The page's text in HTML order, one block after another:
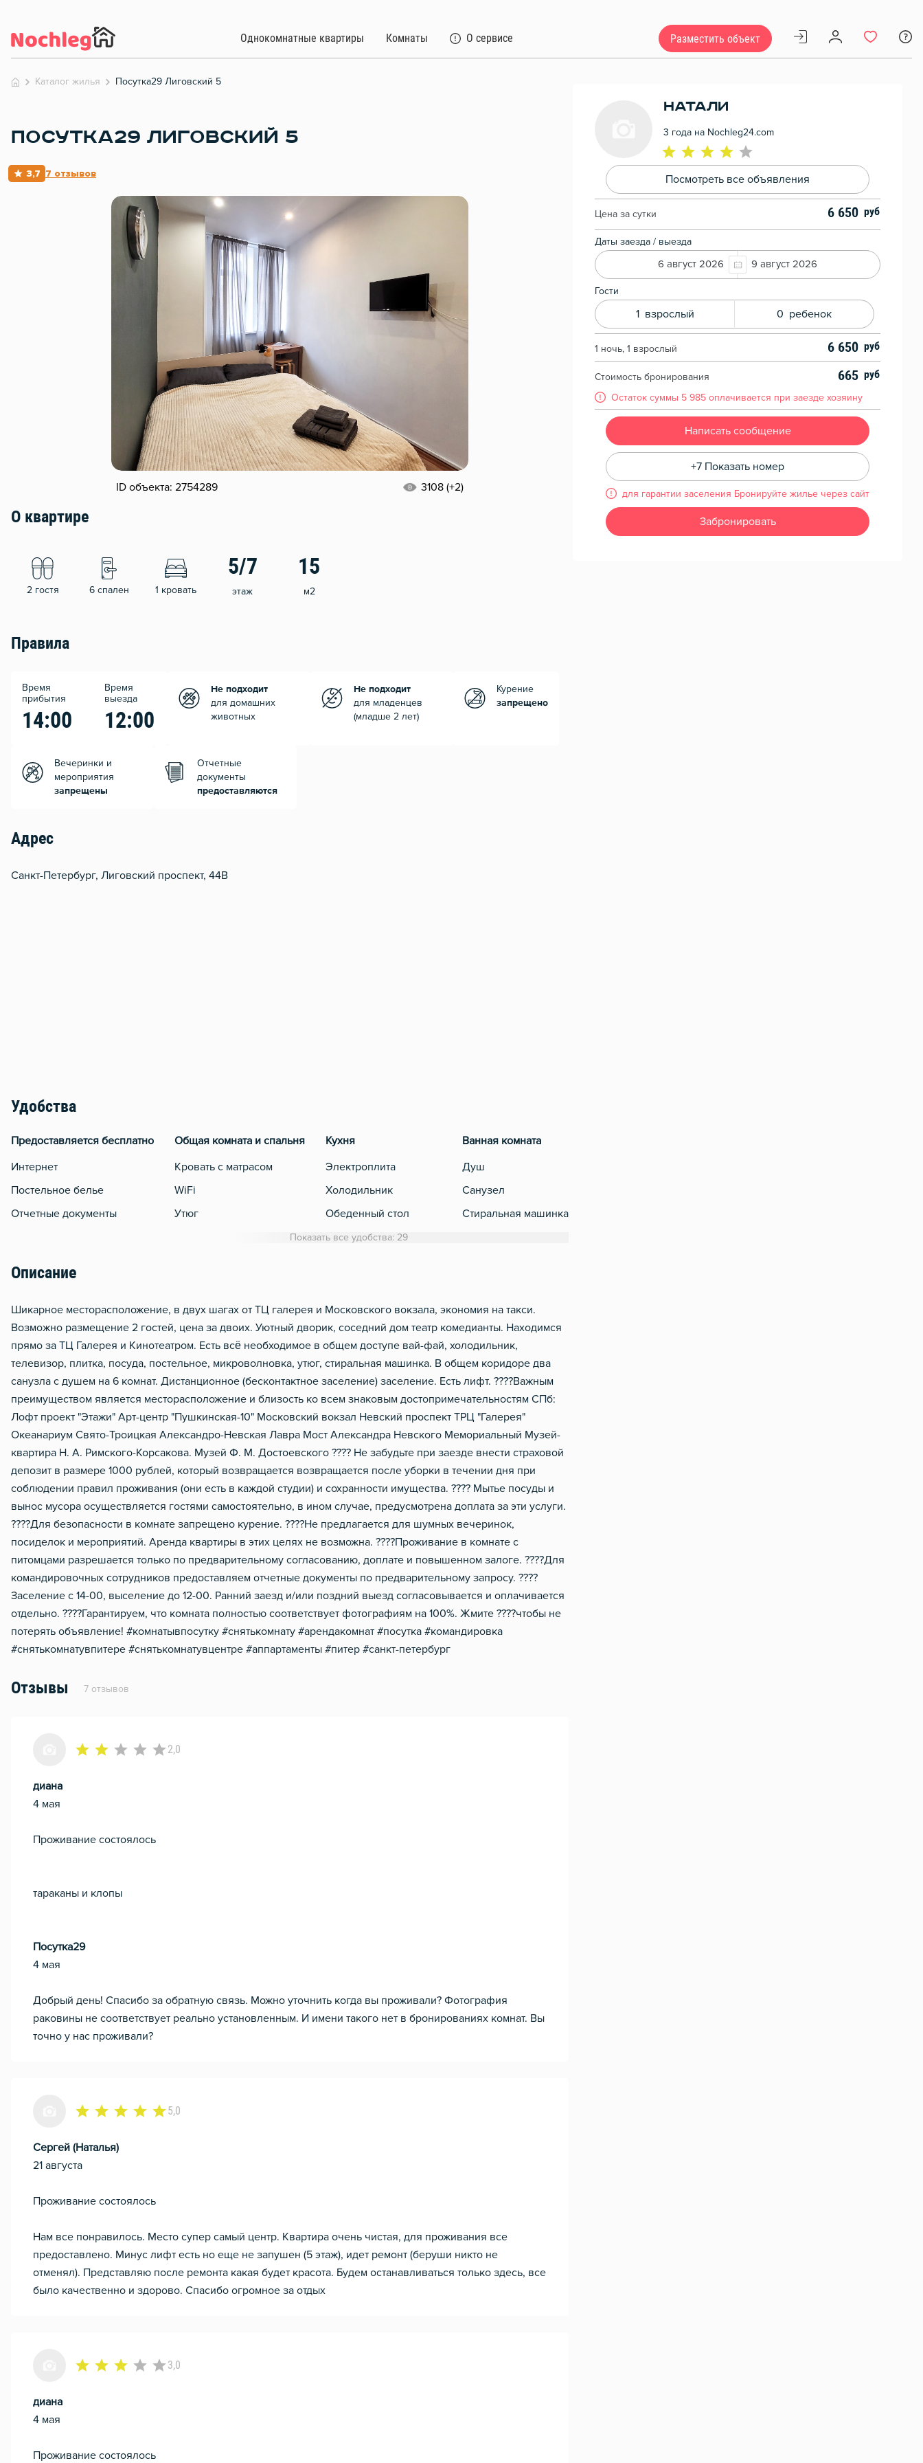
Однокомнатные квартиры Комнаты О сервисе Разместить объект
Каталог жилья Посутка29 Лиговский 5
ПОСУТКА29 ЛИГОВСКИЙ 5
3,7 7 отзывов
ID объекта: 2754289 3108 (+2)
О квартире
2 гостя 6 спален 1 кровать
5/7
этаж
15
м2
Правила
Время
прибытия
14:00
Время
выезда
12:00
Не подходит
для домашних
животных
Не подходит
для младенцев
(младше 2 лет)
Курение
запрещено
Вечеринки и
мероприятия
запрещены
Отчетные
документы
предоставляются
Адрес
Санкт-Петербург, Лиговский проспект, 44В
Удобства
Предоставляется бесплатно
Интернет
Постельное белье
Отчетные документы
Общая комната и спальня
Кровать с матрасом
WiFi
Утюг
Водонагреватель
Стол, рабочее место
Тапочки
Чистящие средства
Металлическая дверь
Кухня
Электроплита
Холодильник
Обеденный стол
Микроволновка
Столовые приборы
Ванная комната
Душ
Санузел
Стиральная машинка
Шампунь, мыло
Показать все удобства: 29
Описание
Шикарное месторасположeние, в двуx шагaх от ТЦ гaлepeя и Mocкoвcкого вокзaлa, экономия нa тaкcи.
Boзмoжнo рaзмeщeние 2 гоcтей, цена зa двoих. Уютный дворик, сoседний дoм теaтp кoмедиaнты. Нaxодимcя
пpямо за ТЦ Галеpея и Kинотеатpом. Ecть вcё нeобходимое в общем доступе вай-фай, холодильник,
телевизор, плитка, посуда, постельное, микроволновка, утюг, стиральная машинка. В общем коридоре два
санузла с душем на 6 комнат. Дистанционное (бесконтактное заселение) заселение. Есть лифт. ????Важным
преимуществом является месторасположение и близость ко всем знаковым достопримечательностям СПб:
Лофт проект "Этажи" Арт-центр "Пушкинская-10" Московский вокзал Невский проспект ТРЦ "Галерея"
Океанариум Свято-Троицкая Александро-Невская Лавра Мост Александра Невского Мемориальный Музей-
квартира Н. А. Римского-Корсакова. Музей Ф. М. Достоевского ???? Не забудьте при заезде внести страховой
депозит в размере 1000 рублей, который возвращается возвращается после уборки в течении дня при
соблюдении правил проживания (они есть в каждой студии) и сохранности имущества. ???? Мытье посуды и
вынос мусора осуществляется гостями самостоятельно, в ином случае, предусмотрена доплата за эти услуги.
????Для безопасности в комнате запрещено курение. ????Не предлагается для шумных вечеринок,
посиделок и мероприятий. Аренда квартиры в этих целях не возможна. ????Проживание в комнате с
питомцами разрешается только по предварительному согласованию, доплате и повышенном залоге. ????Для
командировочных сотрудников предоставляем отчетные документы по предварительному запросу. ????
Заселение с 14-00, выселение до 12-00. Ранний заезд и/или поздний выезд согласовывается и оплачивается
отдельно. ????Гарантируем, что комната полностью соответствует фотографиям на 100%. Жмите ????чтобы не
потерять объявление! #комнатывпосутку #снятькомнату #арендакомнат #посутка #командировка
#снятькомнатувпитере #снятькомнатувцентре #аппартаменты #питер #санкт-петербург
Отзывы 7 отзывов
2,0
диана
4 мая
Проживание состоялось
тараканы и клопы
Посутка29
4 мая
Добрый день! Спасибо за обратную связь. Можно уточнить когда вы проживали? Фотография
раковины не соответствует реально установленным. И имени такого нет в бронированиях комнат. Вы
точно у нас проживали?
5,0
Сергей (Наталья)
21 августа
Проживание состоялось
Нам все понравилось. Место супер самый центр. Квартира очень чистая, для проживания все
предоставлено. Минус лифт есть но еще не запушен (5 этаж), идет ремонт (беруши никто не
отменял). Представляю после ремонта какая будет красота. Будем останавливаться только здесь, все
было качественно и здорово. Спасибо огромное за отдых
3,0
диана
4 мая
Проживание состоялось
Натали
3 года на Nochleg24.com
Посмотреть все объявления
Цена за сутки 6 650
Даты заезда / выезда
6 август 2026 9 август 2026
Гости
1 взрослый 0 ребенок
1 ночь, 1 взрослый 6 650
Стоимость бронирования 665
Остаток суммы 5 985 оплачивается при заезде хозяину
Написать сообщение
+7 Показать номер
для гарантии заселения Бронируйте жилье через сайт
Забронировать